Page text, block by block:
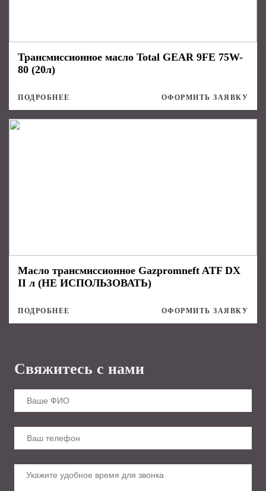
Трансмиссионное масло Total GEAR 9FE 75W-
80 (20л)
ПОДРОБНЕЕ ОФОРМИТЬ ЗАЯВКУ
Масло трансмиссионное Gazpromneft ATF DX
II л (НЕ ИСПОЛЬЗОВАТЬ)
ПОДРОБНЕЕ ОФОРМИТЬ ЗАЯВКУ
Свяжитесь с нами